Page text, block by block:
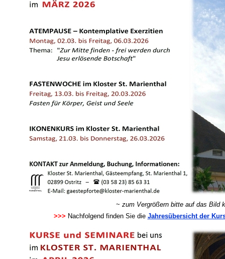
~ zum Vergrößern bitte auf das Bild
>>> Nachfolgend finden Sie die Jahresübersicht der